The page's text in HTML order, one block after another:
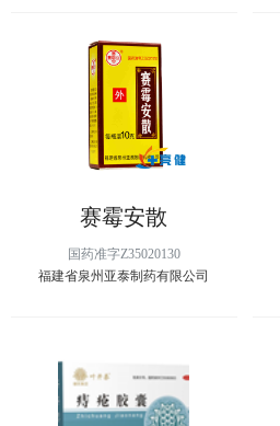
赛霉安散
国药准字Z35020130
福建省泉州亚泰制药有限公司